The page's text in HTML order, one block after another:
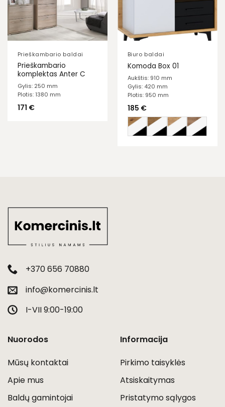
Prieškambario baldai
Prieškambario
komplektas Anter C
Gylis: 250 mm
Plotis: 1380 mm
171 €
Biuro baldai
Komoda Box 01
Aukštis: 910 mm
Gylis: 420 mm
Plotis: 950 mm
185 €
+370 656 70880
info@komercinis.lt
I-VII 9:00-19:00
Nuorodos
Mūsų kontaktai
Apie mus
Baldų gamintojai
Informacija
Pirkimo taisyklės
Atsiskaitymas
Pristatymo sąlygos